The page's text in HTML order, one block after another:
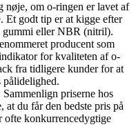
nøje, om o-ringen er lavet af
Et godt tip er at kigge efter
gummi eller NBR (nitril).
producent som
for kvaliteten af o-
fra tidligere kunder for at
pålidelighed.
priserne hos
du får den bedste pris på
konkurrencedygtige